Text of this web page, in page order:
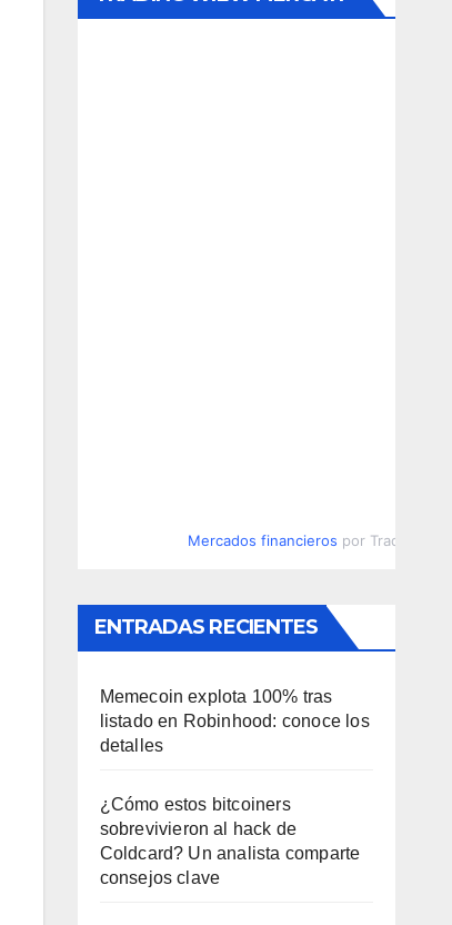
Mercados financieros por
ENTRADAS RECIENTES
Memecoin explota 100% tras
listado en Robinhood: conoce los
detalles
¿Cómo estos bitcoiners
sobrevivieron al hack de
Coldcard? Un analista comparte
consejos clave